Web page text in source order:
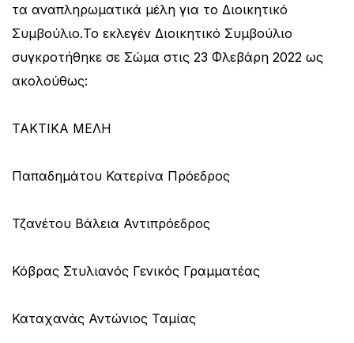
τα αναπληρωματικά μέλη για το Διοικητικό
Συμβούλιο.Το εκλεγέν Διοικητικό Συμβούλιο
συγκροτήθηκε σε Σώμα στις 23 Φλεβάρη 2022 ως
ακολούθως:
ΤΑΚΤΙΚΑ ΜΕΛΗ
Παπαδημάτου Κατερίνα Πρόεδρος
Τζανέτου Βάλεια Αντιπρόεδρος
Κόβρας Στυλιανός Γενικός Γραμματέας
Καταχανάς Αντώνιος Ταμίας